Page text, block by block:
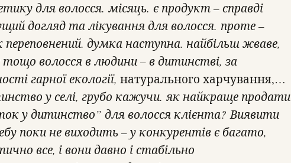
для волосся. місяць. є продукт – справді
догляд та лікування для волосся. проте –
переповнений. думка наступна. найбільш жваве,
тощо волосся в людини – в дитинстві, за
гарної екології, натурального харчування,…
у селі, грубо кажучи. як найкраще продати
у дитинство” для волосся клієнта? Виявити
поки не виходить – у конкурентів є багато,
все, і вони давно і стабільно